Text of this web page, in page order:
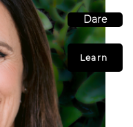
Learn
Dare